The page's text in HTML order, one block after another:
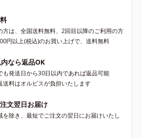
方は、全国送料無料、2回目以降のご利用の方
円以上(税込)のお買い上げで、送料無料
なら返品OK
も発送日から30日以内であれば返品可能
料はオルビスが負担いたします
文翌日お届け
を除き、最短でご注文の翌日にお届けいたし